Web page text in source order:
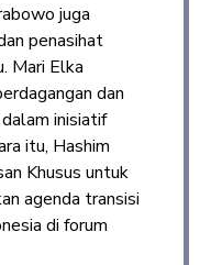
juga
penasihat
Mari Elka
dan
inisiatif
itu, Hashim
Khusus untuk
agenda transisi
di forum